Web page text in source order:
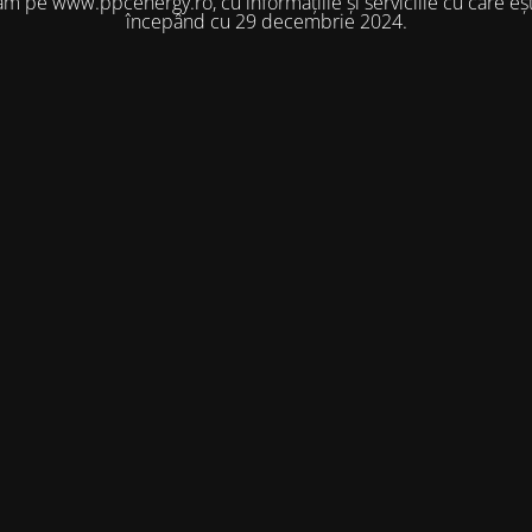
începând cu 29 decembrie 2024.